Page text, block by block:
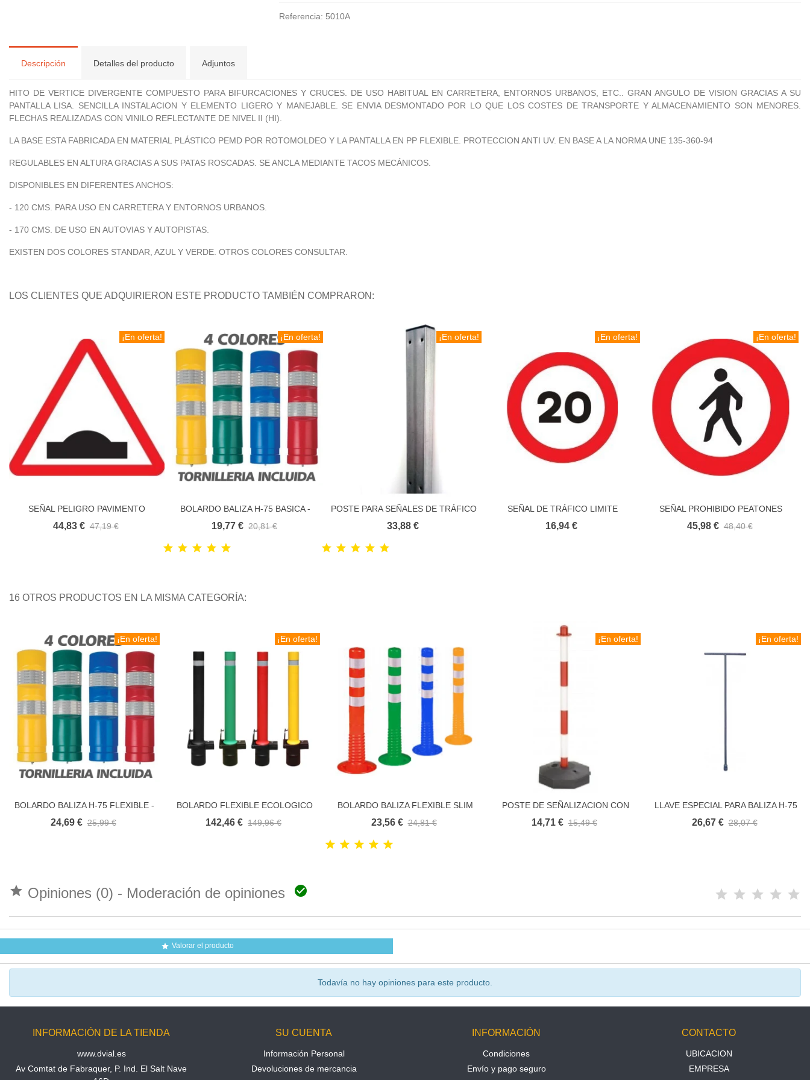
Referencia: 5010A
Descripción Detalles del producto Adjuntos
HITO DE VERTICE DIVERGENTE COMPUESTO PARA BIFURCACIONES Y CRUCES. DE USO HABITUAL EN CARRETERA, ENTORNOS URBANOS, ETC.. GRAN ANGULO DE VISION GRACIAS A SU
PANTALLA LISA. SENCILLA INSTALACION Y ELEMENTO LIGERO Y MANEJABLE. SE ENVIA DESMONTADO POR LO QUE LOS COSTES DE TRANSPORTE Y ALMACENAMIENTO SON MENORES.
FLECHAS REALIZADAS CON VINILO REFLECTANTE DE NIVEL II (HI).
LA BASE ESTA FABRICADA EN MATERIAL PLÁSTICO PEMD POR ROTOMOLDEO Y LA PANTALLA EN PP FLEXIBLE. PROTECCION ANTI UV. EN BASE A LA NORMA UNE 135-360-94
REGULABLES EN ALTURA GRACIAS A SUS PATAS ROSCADAS. SE ANCLA MEDIANTE TACOS MECÁNICOS.
DISPONIBLES EN DIFERENTES ANCHOS:
- 120 CMS. PARA USO EN CARRETERA Y ENTORNOS URBANOS.
- 170 CMS. DE USO EN AUTOVIAS Y AUTOPISTAS.
EXISTEN DOS COLORES STANDAR, AZUL Y VERDE. OTROS COLORES CONSULTAR.
LOS CLIENTES QUE ADQUIRIERON ESTE PRODUCTO TAMBIÉN COMPRARON:
¡En oferta!
Añadir al carrito
SEÑAL PELIGRO PAVIMENTO
IRREGULAR BADÉN RESALTO P15A
44,83 € 47,19 €
¡En oferta!
Añadir al carrito
BOLARDO BALIZA H-75 BASICA -
HITO DE BALIZAMIENTO Y
19,77 € 20,81 €
¡En oferta!
Añadir al carrito
POSTE PARA SEÑALES DE TRÁFICO
33,88 €
¡En oferta!
Añadir al carrito
SEÑAL DE TRÁFICO LIMITE
VELOCIDAD
16,94 €
¡En oferta!
Añadir al carrito
SEÑAL PROHIBIDO PEATONES
45,98 € 48,40 €
16 OTROS PRODUCTOS EN LA MISMA CATEGORÍA:
¡En oferta!
Añadir al carrito
BOLARDO BALIZA H-75 FLEXIBLE -
HITO DE SEÑALIZACION EN
24,69 € 25,99 €
¡En oferta!
Añadir al carrito
BOLARDO FLEXIBLE ECOLOGICO
EXTRAIBLE
142,46 € 149,96 €
Añadir al carrito
BOLARDO BALIZA FLEXIBLE SLIM
23,56 € 24,81 €
¡En oferta!
Añadir al carrito
POSTE DE SEÑALIZACION CON
BASE
14,71 € 15,49 €
¡En oferta!
Añadir al carrito
LLAVE ESPECIAL PARA BALIZA H-75
/ 50
26,67 € 28,07 €
 Opiniones (0) - Moderación de opiniones 
 Valorar el producto
Todavía no hay opiniones para este producto.
INFORMACIÓN DE LA TIENDA
www.dvial.es
Av Comtat de Fabraquer, P. Ind. El Salt Nave
SU CUENTA
Información Personal
Devoluciones de mercancia
INFORMACIÓN
Condiciones
Envío y pago seguro
CONTACTO
UBICACION
EMPRESA